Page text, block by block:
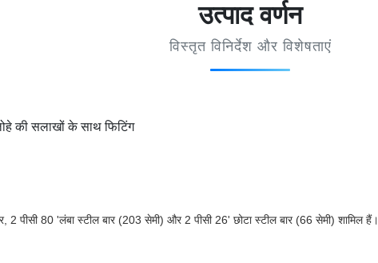
उत्पाद वर्णन
विस्तृत विनिर्देश और विशेषताएं
की सलाखों के साथ फिटिंग
2 पीसी 80 'लंबा स्टील बार (203 सेमी) और 2 पीसी 26' छोटा स्टील बार (66 सेमी) शामिल हैं।